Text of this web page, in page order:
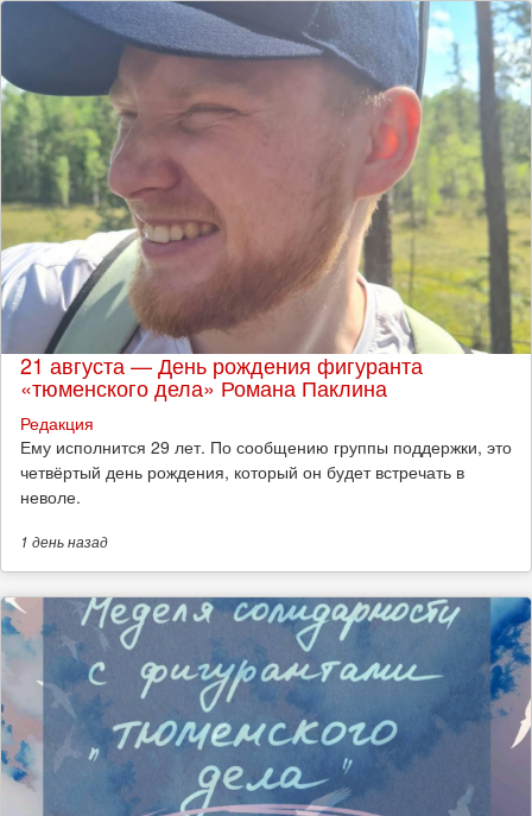
21 августа — День рождения фигуранта
«тюменского дела» Романа Паклина
Редакция
Ему исполнится 29 лет. По сообщению группы поддержки, это
четвёртый день рождения, который он будет встречать в
неволе.
1 деньназад